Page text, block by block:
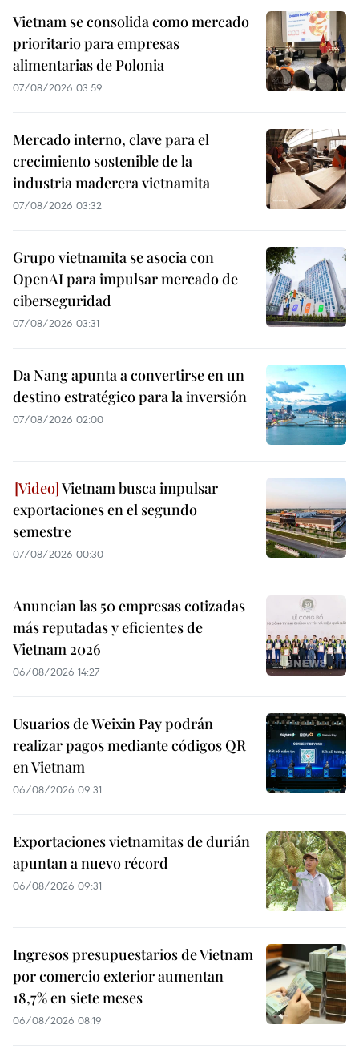
Vietnam se consolida como mercado
prioritario para empresas
alimentarias de Polonia
07/08/2026 03:59
Mercado interno, clave para el
crecimiento sostenible de la
industria maderera vietnamita
07/08/2026 03:32
Grupo vietnamita se asocia con
OpenAI para impulsar mercado de
ciberseguridad
07/08/2026 03:31
Da Nang apunta a convertirse en un
destino estratégico para la inversión
07/08/2026 02:00
Vietnam busca impulsar
exportaciones en el segundo
semestre
07/08/2026 00:30
Anuncian las 50 empresas cotizadas
más reputadas y eficientes de
Vietnam 2026
06/08/2026 14:27
Usuarios de Weixin Pay podrán
realizar pagos mediante códigos QR
en Vietnam
06/08/2026 09:31
Exportaciones vietnamitas de durián
apuntan a nuevo récord
06/08/2026 09:31
Ingresos presupuestarios de Vietnam
por comercio exterior aumentan
18,7% en siete meses
06/08/2026 08:19